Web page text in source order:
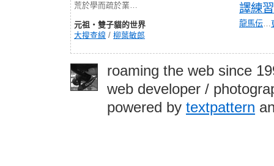
荒於學而疏於業…
元祖‧雙子貓的世界
大搜查線 / 柳葉敏郎
譯練習
龍馬伝…
roaming the web since
web developer /
powered by textpattern